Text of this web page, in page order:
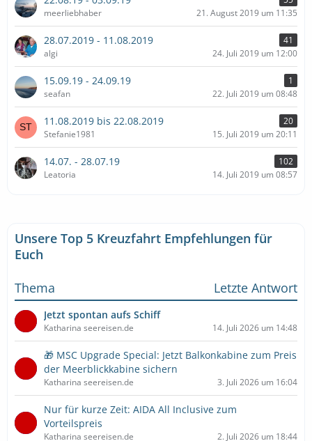
meerliebhaber
21. August 2019 um 11:35
28.07.2019 - 11.08.2019
41
algi
24. Juli 2019 um 12:00
15.09.19 - 24.09.19
1
seafan
22. Juli 2019 um 08:48
11.08.2019 bis 22.08.2019
20
Stefanie1981
15. Juli 2019 um 20:11
14.07. - 28.07.19
102
Leatoria
14. Juli 2019 um 08:57
Unsere Top 5 Kreuzfahrt Empfehlungen für
Euch
Thema
Letzte Antwort
Jetzt spontan aufs Schiff
Katharina seereisen.de 14. Juli 2026 um 14:48
🎁 MSC Upgrade Special: Jetzt Balkonkabine zum Preis
der Meerblickkabine sichern
Katharina seereisen.de 3. Juli 2026 um 16:04
Nur für kurze Zeit: AIDA All Inclusive zum
Vorteilspreis
Katharina seereisen.de 2. Juli 2026 um 18:44